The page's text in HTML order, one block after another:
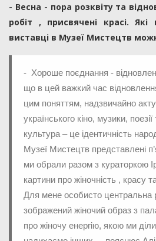
- Весна - пора розквіту та
робіт , присвячені красі.
виставці в Музеї Мистецтв
- Хороше поєднання -
що в цей важкий час
цим поняттям, надзвичайно
українського кіно, музики,
культура – це ідентичність
Музеї Мистецтв представлені
ми обрали разом з кураторкою
картини про жіночність , красу
Для мене особисто центральна
зображений жіночий образ з
про жіночу енергію, якою ми